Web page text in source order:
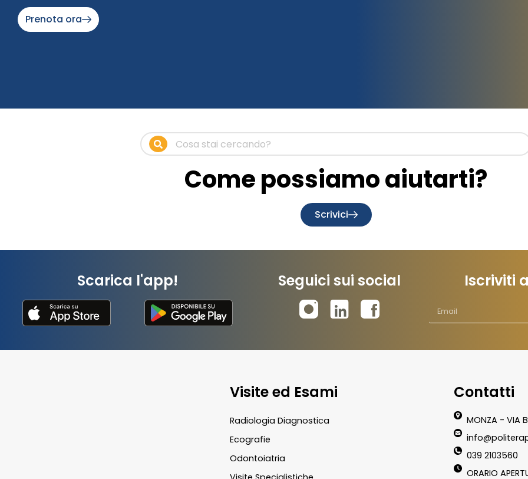
Prenota ora
Come possiamo aiutarti?
Scrivici
Scarica l'app! Seguici sui social Iscriviti
Visite ed Esami
Radiologia Diagnostica
Ecografie
Odontoiatria
Contatti
MONZA - VIA
039 2103560
ORARIO